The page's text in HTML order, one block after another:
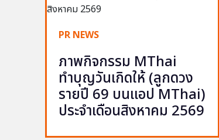
PR NEWS
ภาพกิจกรรม MThai
ทำบุญวันเกิดให้ (ลูกดวง
รายปี 69 บนแอป MThai)
ประจำเดือนสิงหาคม 2569